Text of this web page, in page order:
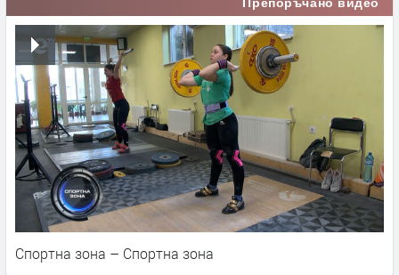
Препоръчано видео
Спортна зона – Спортна зона